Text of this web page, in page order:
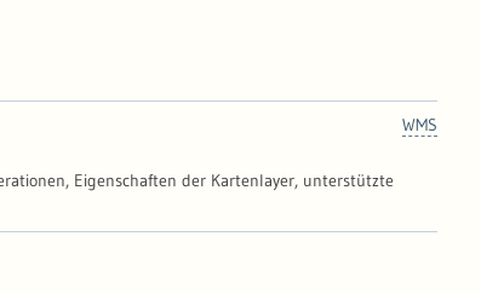
WMS
Eigenschaften der Kartenlayer, unterstützte